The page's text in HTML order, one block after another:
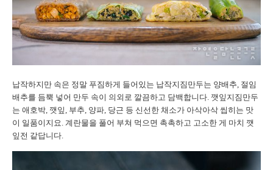
납작하지만 속은 정말 푸짐하게 들어있는 납작지짐만두는 양배추, 절임
배추를 듬뿍 넣어 만두 속이 의외로 깔끔하고 담백합니다. 깻잎지짐만두
는 애호박, 깻잎, 부추, 양파, 당근 등 신선한 채소가 아삭아삭 씹히는 맛
이 일품이지요. 계란물을 풀어 부쳐 먹으면 촉촉하고 고소한 게 마치 깻
잎전 같답니다.